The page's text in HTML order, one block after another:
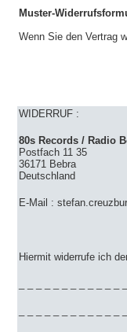
Muster-
Wenn Sie den Vertrag
WIDERRUF :
80s Records / Radio
Postfach 11 35
36171 Bebra
Deutschland
E-Mail :
Hiermit widerrufe ich